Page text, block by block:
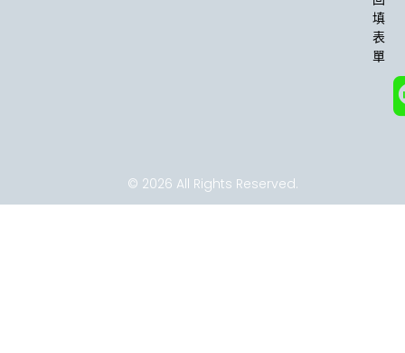
填
表
單
© 2026 All Rights Reserved.